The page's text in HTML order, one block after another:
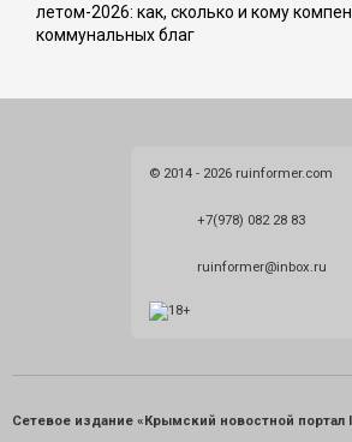
летом-2026: как, сколько и кому
коммунальных благ
© 2014 - 2026 ruinformer.com
+7(978) 082 28 83
ruinformer@inbox.ru
Сетевое издание «Крымский новостной портал